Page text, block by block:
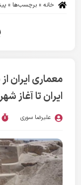
خانه » برچسب‌ها »
معماری ایران
ایران تا آغاز
علیرضا سوری